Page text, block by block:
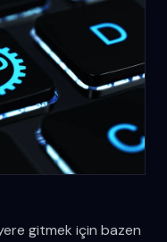
gitmek için bazen